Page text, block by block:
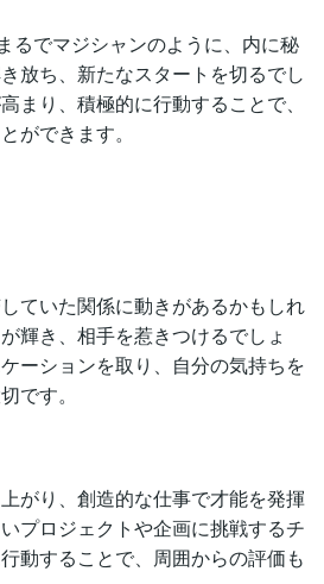
るでマジシャンのように、内に秘
放ち、新たなスタートを切るでし
まり、積極的に行動することで、
ができます。
ていた関係に動きがあるかもしれ
輝き、相手を惹きつけるでしょ
ーションを取り、自分の気持ちを
です。
がり、創造的な仕事で才能を発揮
プロジェクトや企画に挑戦するチ
動することで、周囲からの評価も